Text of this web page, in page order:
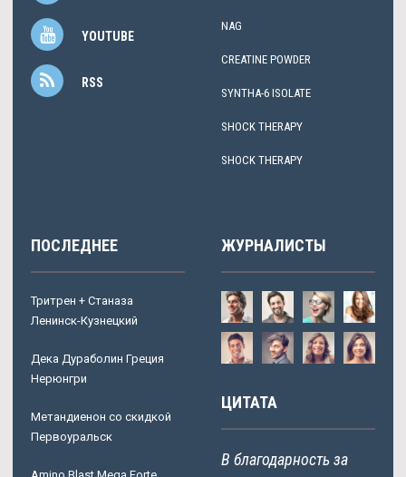
YOUTUBE
RSS
NAG
CREATINE POWDER
SYNTHA-6 ISOLATE
SHOCK THERAPY
SHOCK THERAPY
ПОСЛЕДНЕЕ
Тритрен + Станаза
Ленинск-Кузнецкий
Дека Дураболин Греция
Нерюнгри
Метандиенон со скидкой
Первоуральск
ЖУРНАЛИСТЫ
ЦИТАТА
В благодарность за